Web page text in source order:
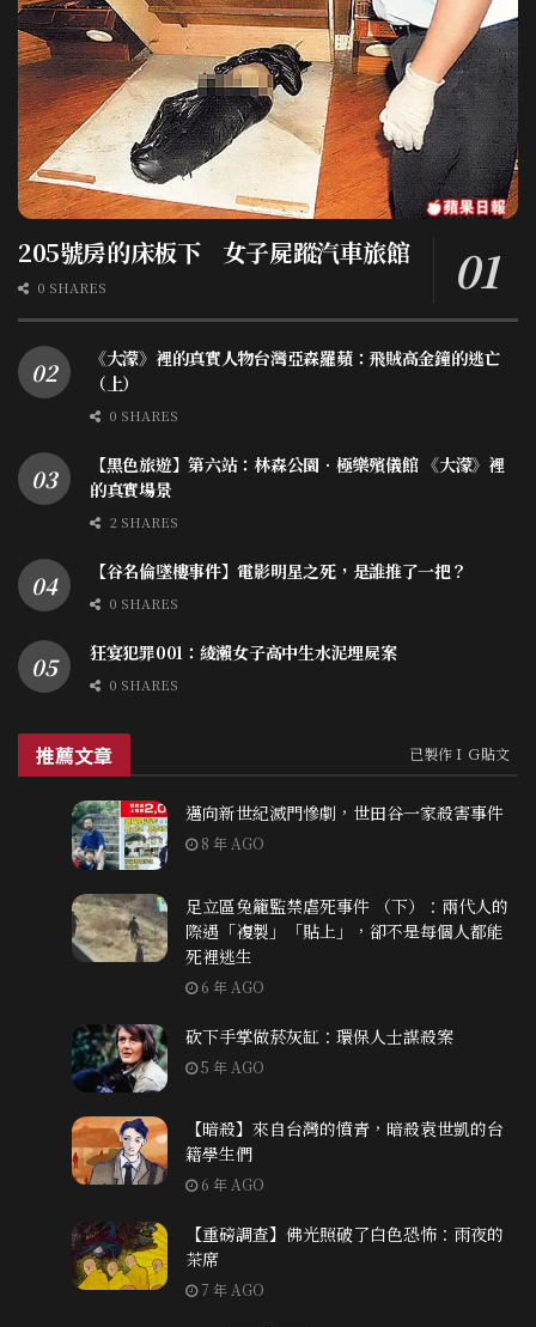
205號房的床板下 女子屍蹤汽車旅館
0 SHARES
《大濛》裡的真實人物台灣亞森羅蘋：飛賊高金鐘的逃亡
（上）
0 SHARES
【黑色旅遊】第六站：林森公園．極樂殯儀館 《大濛》裡
的真實場景
2 SHARES
【谷名倫墜樓事件】電影明星之死，是誰推了一把？
0 SHARES
狂宴犯罪001：綾瀨女子高中生水泥埋屍案
0 SHARES
推薦文章 已製作ＩＧ貼文
邁向新世紀滅門慘劇，世田谷一家殺害事件
8 年 AGO
足立區兔籠監禁虐死事件 （下）：兩代人的
際遇「複製」「貼上」，卻不是每個人都能
死裡逃生
6 年 AGO
砍下手掌做菸灰缸：環保人士謀殺案
5 年 AGO
【暗殺】來自台灣的憤青，暗殺袁世凱的台
籍學生們
6 年 AGO
【重磅調查】佛光照破了白色恐怖：雨夜的
茶席
7 年 AGO